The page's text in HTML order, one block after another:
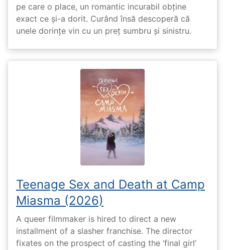
pe care o place, un romantic incurabil obține
exact ce și-a dorit. Curând însă descoperă că
unele dorințe vin cu un preț sumbru și sinistru.
Teenage Sex and Death at Camp
Miasma (2026)
A queer filmmaker is hired to direct a new
installment of a slasher franchise. The director
fixates on the prospect of casting the ‘final girl’